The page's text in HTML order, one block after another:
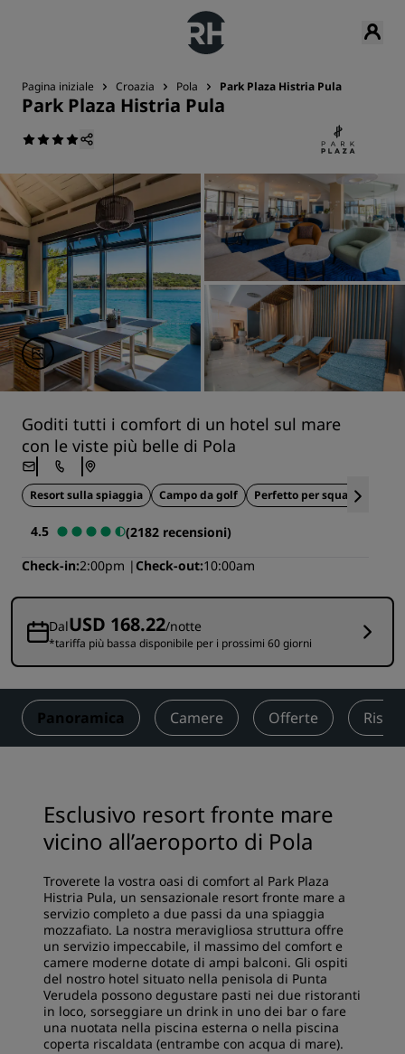
Pagina iniziale Croazia Pola Park Plaza Histria Pula
Park Plaza Histria Pula
Goditi tutti i comfort di un hotel sul mare
con le viste più belle di Pola
Resort sulla spiaggia Campo da golf Perfetto per squadre
4.5
(2182 recensioni)
Check-in 2:00pm Check-out 10:00am
DalUSD 168.22/notte
*tariffa più bassa disponibile per i prossimi 60 giorni
Panoramica Camere Offerte
Esclusivo resort fronte mare
vicino all’aeroporto di Pola
Troverete la vostra oasi di comfort al Park Plaza
Histria Pula, un sensazionale resort fronte mare a
servizio completo a due passi da una spiaggia
mozzafiato. La nostra meravigliosa struttura offre
un servizio impeccabile, il massimo del comfort e
camere moderne dotate di ampi balconi. Gli ospiti
del nostro hotel situato nella penisola di Punta
Verudela possono degustare pasti nei due ristoranti
in loco, sorseggiare un drink in uno dei bar o fare
una nuotata nella piscina esterna o nella piscina
coperta riscaldata (entrambe con acqua di mare).